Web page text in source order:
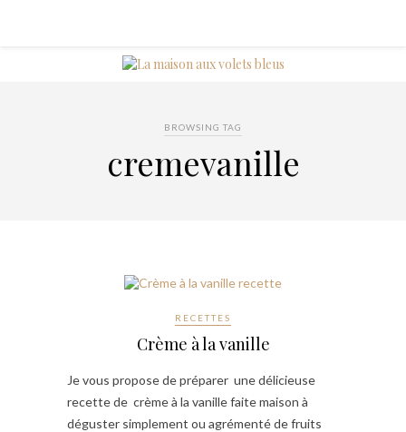
BROWSING TAG
cremevanille
RECETTES
Crème à la vanille
Je vous propose de préparer une délicieuse
recette de crème à la vanille faite maison à
déguster simplement ou agrémenté de fruits